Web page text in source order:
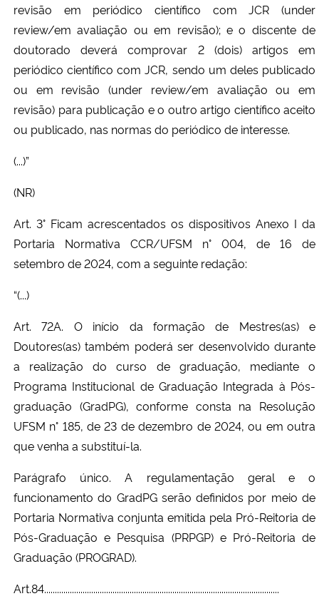
revisão em periódico científico com JCR (under
review/em avaliação ou em revisão); e o discente de
doutorado deverá comprovar 2 (dois) artigos em
periódico científico com JCR, sendo um deles publicado
ou em revisão (under review/em avaliação ou em
revisão) para publicação e o outro artigo científico aceito
ou publicado, nas normas do periódico de interesse.
(...)”
(NR)
Art. 3° Ficam acrescentados os dispositivos Anexo I da
Portaria Normativa CCR/UFSM n° 004, de 16 de
setembro de 2024, com a seguinte redação:
“(...)
Art. 72A. O início da formação de Mestres(as) e
Doutores(as) também poderá ser desenvolvido durante
a realização do curso de graduação, mediante o
Programa Institucional de Graduação Integrada à Pós-
graduação (GradPG), conforme consta na Resolução
UFSM n° 185, de 23 de dezembro de 2024, ou em outra
que venha a substituí-la.
Parágrafo único. A regulamentação geral e o
funcionamento do GradPG serão definidos por meio de
Portaria Normativa conjunta emitida pela Pró-Reitoria de
Pós-Graduação e Pesquisa (PRPGP) e Pró-Reitoria de
Graduação (PROGRAD).
Art.84..............................................................................................................